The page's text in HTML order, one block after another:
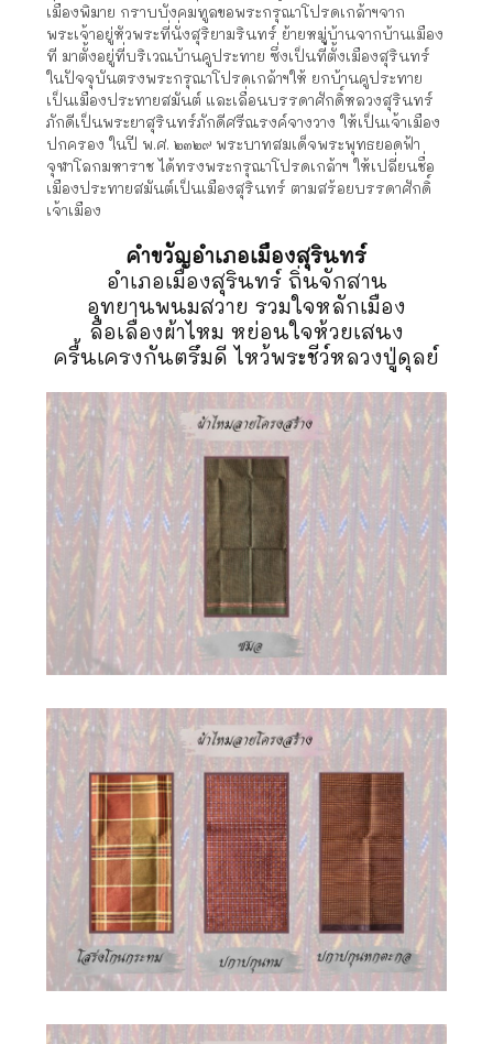
เมืองพิมาย กราบบังคมทูลขอพระกรุณาโปรดเกล้าฯจาก
พระเจ้าอยู่หัวพระที่นั่งสุริยามรินทร์ ย้ายหมู่บ้านจากบ้านเมือง
ที มาตั้งอยู่ที่บริเวณบ้านคูประทาย ซึ่งเป็นที่ตั้งเมืองสุรินทร์
ในปัจจุบันตรงพระกรุณาโปรดเกล้าฯให้ ยกบ้านคูประทาย
เป็นเมืองประทายสมันต์ และเลื่อนบรรดาศักดิ์หลวงสุรินทร์
ภักดีเป็นพระยาสุรินทร์ภักดีศรีณรงค์จางวาง ให้เป็นเจ้าเมือง
ปกครอง ในปี พ.ศ. ๒๓๒๙ พระบาทสมเด็จพระพุทธยอดฟ้า
จุฬาโลกมหาราช ได้ทรงพระกรุณาโปรดเกล้าฯ ให้เปลี่ยนชื่อ
เมืองประทายสมันต์เป็นเมืองสุรินทร์ ตามสร้อยบรรดาศักดิ์
เจ้าเมือง
คำขวัญอำเภอเมืองสุรินทร์
อำเภอเมืองสุรินทร์ ถิ่นจักสาน
อุทยานพนมสวาย รวมใจหลักเมือง
ลือเลื่องผ้าไหม หย่อนใจห้วยเสนง
ครื้นเครงกันตรึมดี ไหว้พระชีว์หลวงปู่ดุลย์